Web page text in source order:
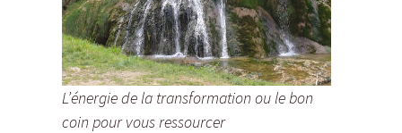
L’énergie de la transformation ou le bon
coin pour vous ressourcer